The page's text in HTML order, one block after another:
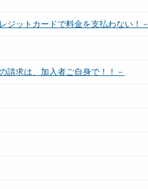
ジットカードで料金を支払わない！－
求は、加入者ご自身で！！－